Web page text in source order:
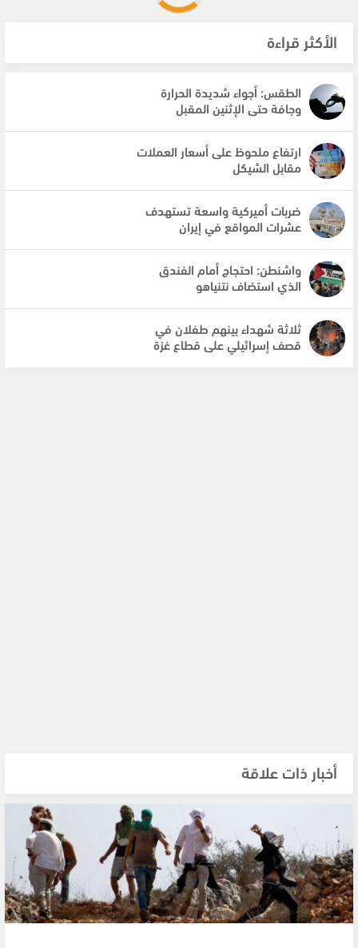
الأكثر قراءة
الطقس: أجواء شديدة الحرارة
وجافة حتى الإثنين المقبل
ارتفاع ملحوظ على أسعار العملات
مقابل الشيكل
ضربات أميركية واسعة تستهدف
عشرات المواقع في إيران
واشنطن: احتجاج أمام الفندق
الذي استضاف نتنياهو
ثلاثة شهداء بينهم طفلان في
قصف إسرائيلي على قطاع غزة
أخبار ذات علاقة